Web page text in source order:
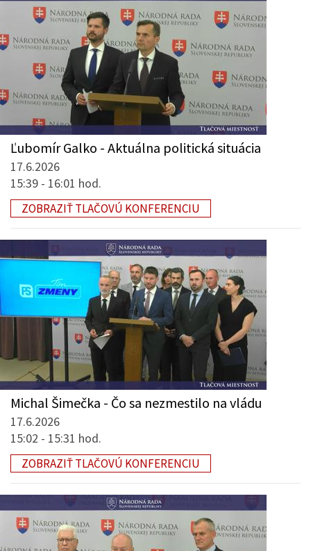
Ľubomír Galko - Aktuálna politická situácia
17.6.2026
15:39 - 16:01 hod.
ZOBRAZIŤ TLAČOVÚ KONFERENCIU
Michal Šimečka - Čo sa nezmestilo na vládu
17.6.2026
15:02 - 15:31 hod.
ZOBRAZIŤ TLAČOVÚ KONFERENCIU